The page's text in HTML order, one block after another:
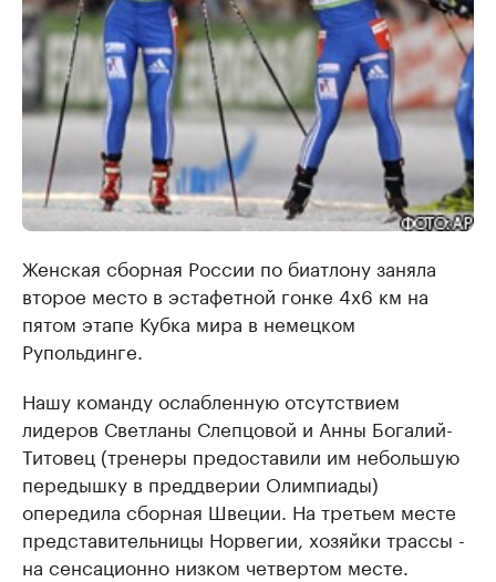
Женская сборная России по биатлону заняла
второе место в эстафетной гонке 4х6 км на
пятом этапе Кубка мира в немецком
Рупольдинге.
Нашу команду ослабленную отсутствием
лидеров Светланы Слепцовой и Анны Богалий-
Титовец (тренеры предоставили им небольшую
передышку в преддверии Олимпиады)
опередила сборная Швеции. На третьем месте
представительницы Норвегии, хозяйки трассы -
на сенсационно низком четвертом месте.